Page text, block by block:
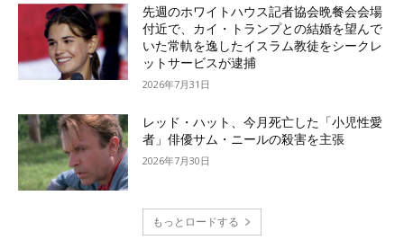
先週のホワイトハウス記者協会晩餐会会場
付近で、カイ・トランプとの結婚を望んで
いた常軌を逸したイスラム教徒をシークレ
ットサービスが逮捕
2026年7月31日
レッド・ハット、今月死亡した「小児性愛
者」俳優サム・ニールの殺害を主張
2026年7月30日
もっとロードする